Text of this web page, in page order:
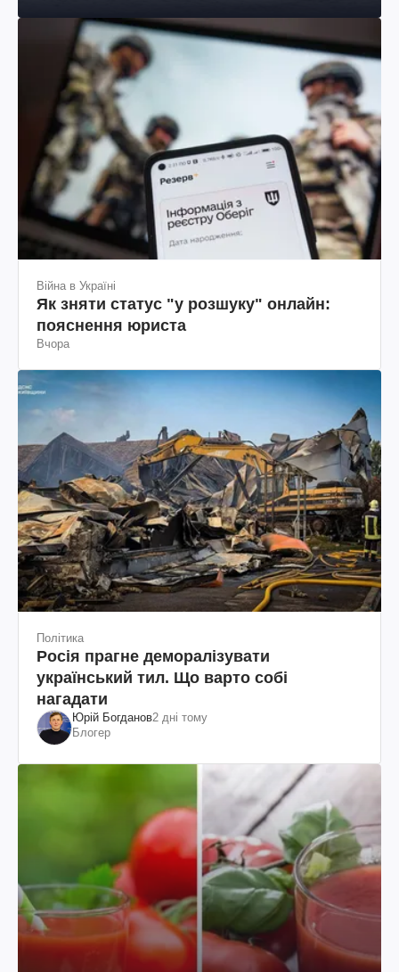
Війна в Україні
Як зняти статус "у розшуку" онлайн:
пояснення юриста
Вчора
Політика
Росія прагне деморалізувати
український тил. Що варто собі
нагадати
Юрій Богданов2 дні тому
Блогер